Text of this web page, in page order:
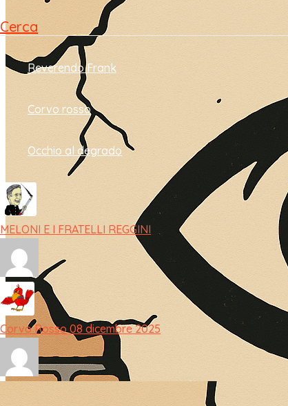
Cerca
Reverendo Frank
Corvo rosso
Occhio al degrado
MELONI E I FRATELLI REGGINI
Corvo Rosso 08 dicembre 2025